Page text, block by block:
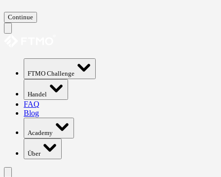
Continue
FTMO Challenge
Handel
FAQ
Blog
Academy
Über